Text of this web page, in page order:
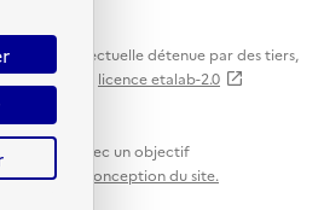
intellectuelle détenue par des tiers,
sous licence etalab-2.0
développé avec un objectif
sur l'écoconception du site.